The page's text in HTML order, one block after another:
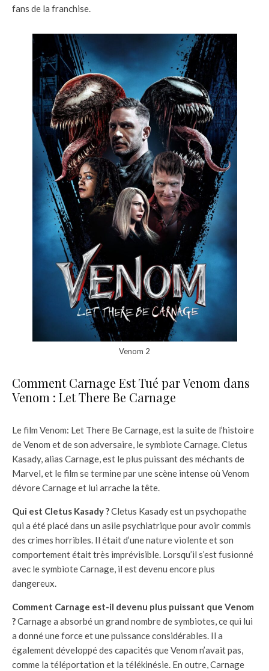
fans de la franchise.
Venom 2
Comment Carnage Est Tué par Venom dans
Venom : Let There Be Carnage
Le film Venom: Let There Be Carnage, est la suite de l’histoire
de Venom et de son adversaire, le symbiote Carnage. Cletus
Kasady, alias Carnage, est le plus puissant des méchants de
Marvel, et le film se termine par une scène intense où Venom
dévore Carnage et lui arrache la tête.
Qui est Cletus Kasady ?Cletus Kasady est un psychopathe
qui a été placé dans un asile psychiatrique pour avoir commis
des crimes horribles. Il était d’une nature violente et son
comportement était très imprévisible. Lorsqu’il s’est fusionné
avec le symbiote Carnage, il est devenu encore plus
dangereux.
Comment Carnage est-il devenu plus puissant que Venom
?Carnage a absorbé un grand nombre de symbiotes, ce qui lui
a donné une force et une puissance considérables. Il a
également développé des capacités que Venom n’avait pas,
comme la téléportation et la télékinésie. En outre, Carnage